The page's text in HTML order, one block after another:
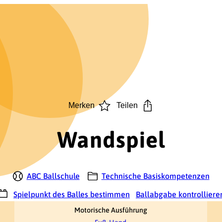
Merken Teilen
Wandspiel
ABC Ballschule Technische Basiskompetenzen
Spielpunkt des Balles bestimmen Ballabgabe
Motorische Ausführung